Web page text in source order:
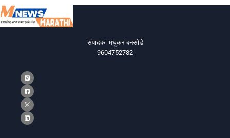
संपादक- मधुकर बनसोडे
9604752782